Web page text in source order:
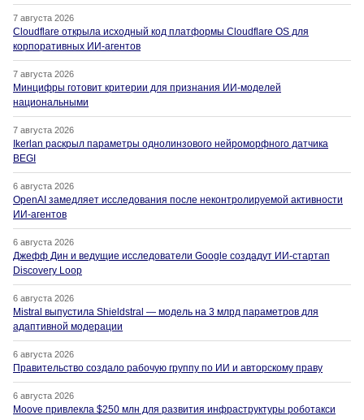
7 августа 2026
Cloudflare открыла исходный код платформы Cloudflare OS для
корпоративных ИИ-агентов
7 августа 2026
Минцифры готовит критерии для признания ИИ-моделей
национальными
7 августа 2026
Ikerlan раскрыл параметры однолинзового нейроморфного датчика
BEGI
6 августа 2026
OpenAI замедляет исследования после неконтролируемой активности
ИИ-агентов
6 августа 2026
Джефф Дин и ведущие исследователи Google создадут ИИ-стартап
Discovery Loop
6 августа 2026
Mistral выпустила Shieldstral — модель на 3 млрд параметров для
адаптивной модерации
6 августа 2026
Правительство создало рабочую группу по ИИ и авторскому праву
6 августа 2026
Moove привлекла $250 млн для развития инфраструктуры роботакси